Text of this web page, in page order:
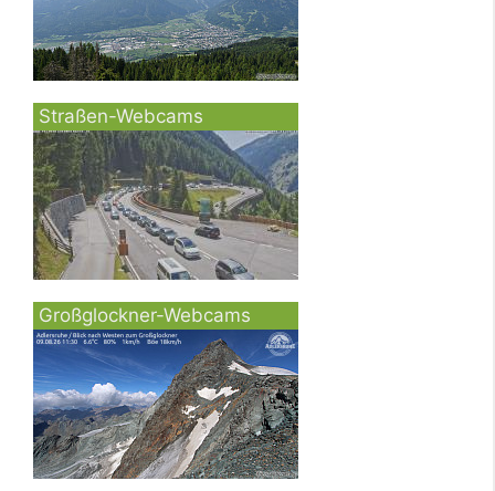
Straßen-Webcams
Großglockner-Webcams